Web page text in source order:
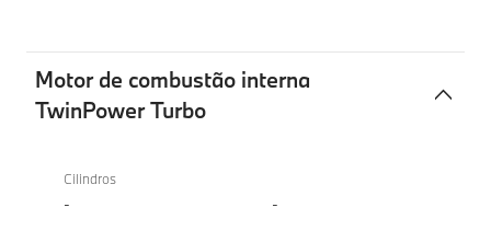
Motor de combustão interna
TwinPower Turbo
combustão
eDrive20
Cilindros
- -